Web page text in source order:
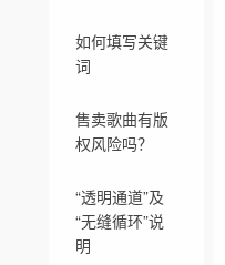
如何填写关键
词
售卖歌曲有版
权风险吗？
“透明通道”及
“无缝循环”说
明